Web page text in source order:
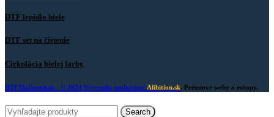
DTF lepidlo biele
DTF set na čistenie
Cirkulácia bielej farby
DTFTlačiareň.sk - © 2024 Vytvorila spoločnosť Alibition.sk. Prémiové weby a eshopy.
Search